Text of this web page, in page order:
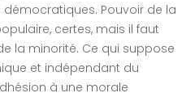
Pouvoir de la
certes, mais il faut
la minorité. Ce qui suppose
et indépendant du
à une morale